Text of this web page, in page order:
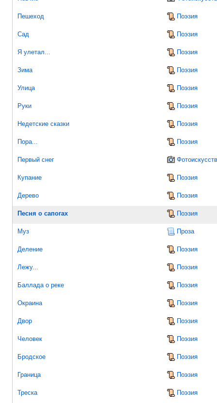
Пешеход Поэзия
Сад Поэзия
Я улетал... Поэзия
Зима Поэзия
Улица Поэзия
Руки Поэзия
Недетские сказки Поэзия
Пора... Поэзия
Первый снег
Купание Поэзия
Дерево Поэзия
Песня о сапогах Поэзия
Муз Проза
Деление Поэзия
Лежу... Поэзия
Баллада о реке Поэзия
Окраина Поэзия
Двор Поэзия
Человек Поэзия
Бродское Поэзия
Граница Поэзия
Треска Поэзия